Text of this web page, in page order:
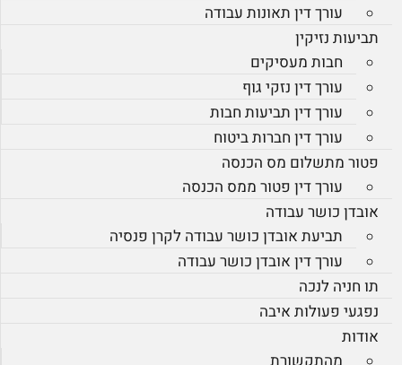
עורך דין תאונות עבודה
תביעות נזיקין
חבות מעסיקים
עורך דין נזקי גוף
עורך דין תביעות חבות
עורך דין חברות ביטוח
פטור מתשלום מס הכנסה
עורך דין פטור ממס הכנסה
אובדן כושר עבודה
תביעת אובדן כושר עבודה לקרן פנסיה
עורך דין אובדן כושר עבודה
תו חניה לנכה
נפגעי פעולות איבה
אודות